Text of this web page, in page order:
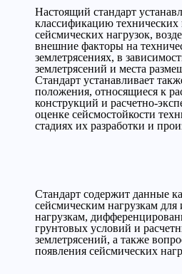
Настоящий стандарт
классификацию технических
сейсмических нагрузок,
внешние факторы на
землетрясениях, в
землетрясений и места
Стандарт устанавливает
положения, относящиеся к
конструкций и расчетно-
оценке сейсмостойкости
стадиях их разработки и
Стандарт содержит данные
сейсмическим нагрузкам для
нагрузкам,
грунтовых условий и
землетрясений, а также
появления сейсмических